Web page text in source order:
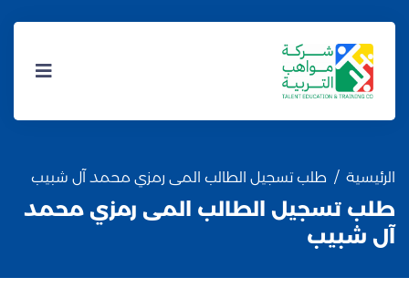
الرئيسية طلب تسجيل الطالب المى رمزي محمد آل شبيب
طلب تسجيل الطالب المى رمزي محمد
آل شبيب